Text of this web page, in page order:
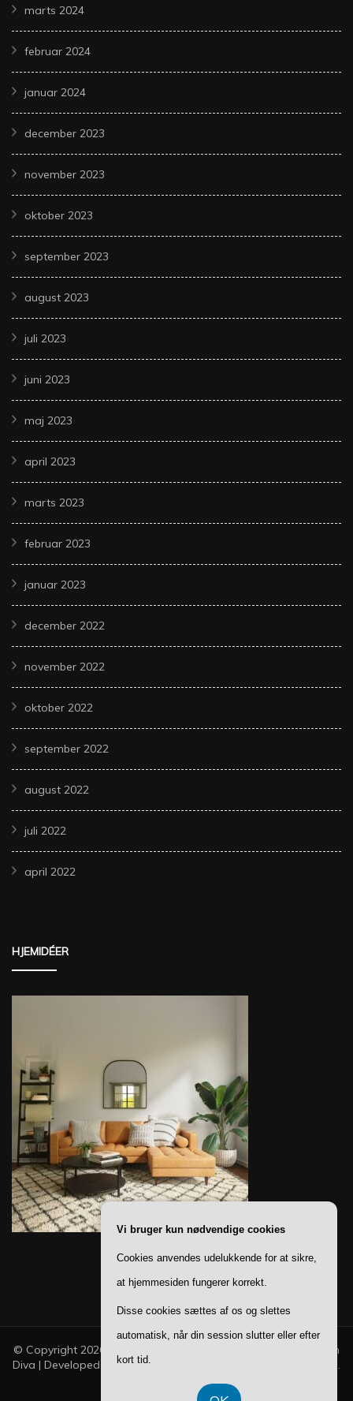
marts 2024
februar 2024
januar 2024
december 2023
november 2023
oktober 2023
september 2023
august 2023
juli 2023
juni 2023
maj 2023
april 2023
marts 2023
februar 2023
januar 2023
december 2022
november 2022
oktober 2022
september 2022
august 2022
juli 2022
april 2022
HJEMIDÉER
© Copyright 2026
Fashion
Diva | Developed ByBlossom Themes
.
Vi bruger kun nødvendige cookies
Cookies anvendes udelukkende for at sikre,
at hjemmesiden fungerer korrekt.
Disse cookies sættes af os og slettes
automatisk, når din session slutter eller efter
kort tid.